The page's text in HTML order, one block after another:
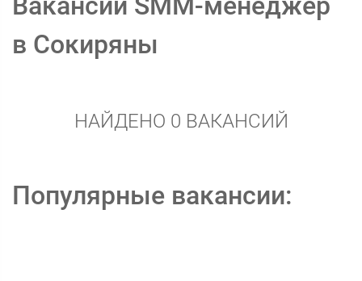
в Сокиряны
НАЙДЕНО 0 ВАКАНСИЙ
Популярные вакансии: